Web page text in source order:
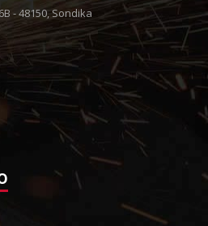
- 48150, Sondika